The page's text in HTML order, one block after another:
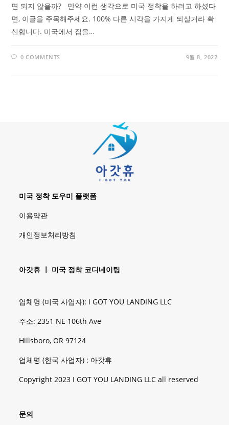
면 되지 않을까? 만약 이런 생각으로 미국 정착을 하려고 하셨다
면, 이글을 주목해주세요. 100% 다른 시각을 가지게 되실거라 확
신합니다. 미국에서 집을…
0 COMMENTS 9월 8, 2022
미국 정착 도우미 플랫폼
이용약관
개인정보처리방침
아갓휴 ㅣ 미국 정착 코디네이팅
업체명 (미국 사업자): I GOT YOU LANDING LLC
주소: 2351 NE 106th Ave
Hillsboro, OR 97124
업체명 (한국 사업자) : 아갓휴
Copyright 2023 I GOT YOU LANDING LLC all reserved
문의